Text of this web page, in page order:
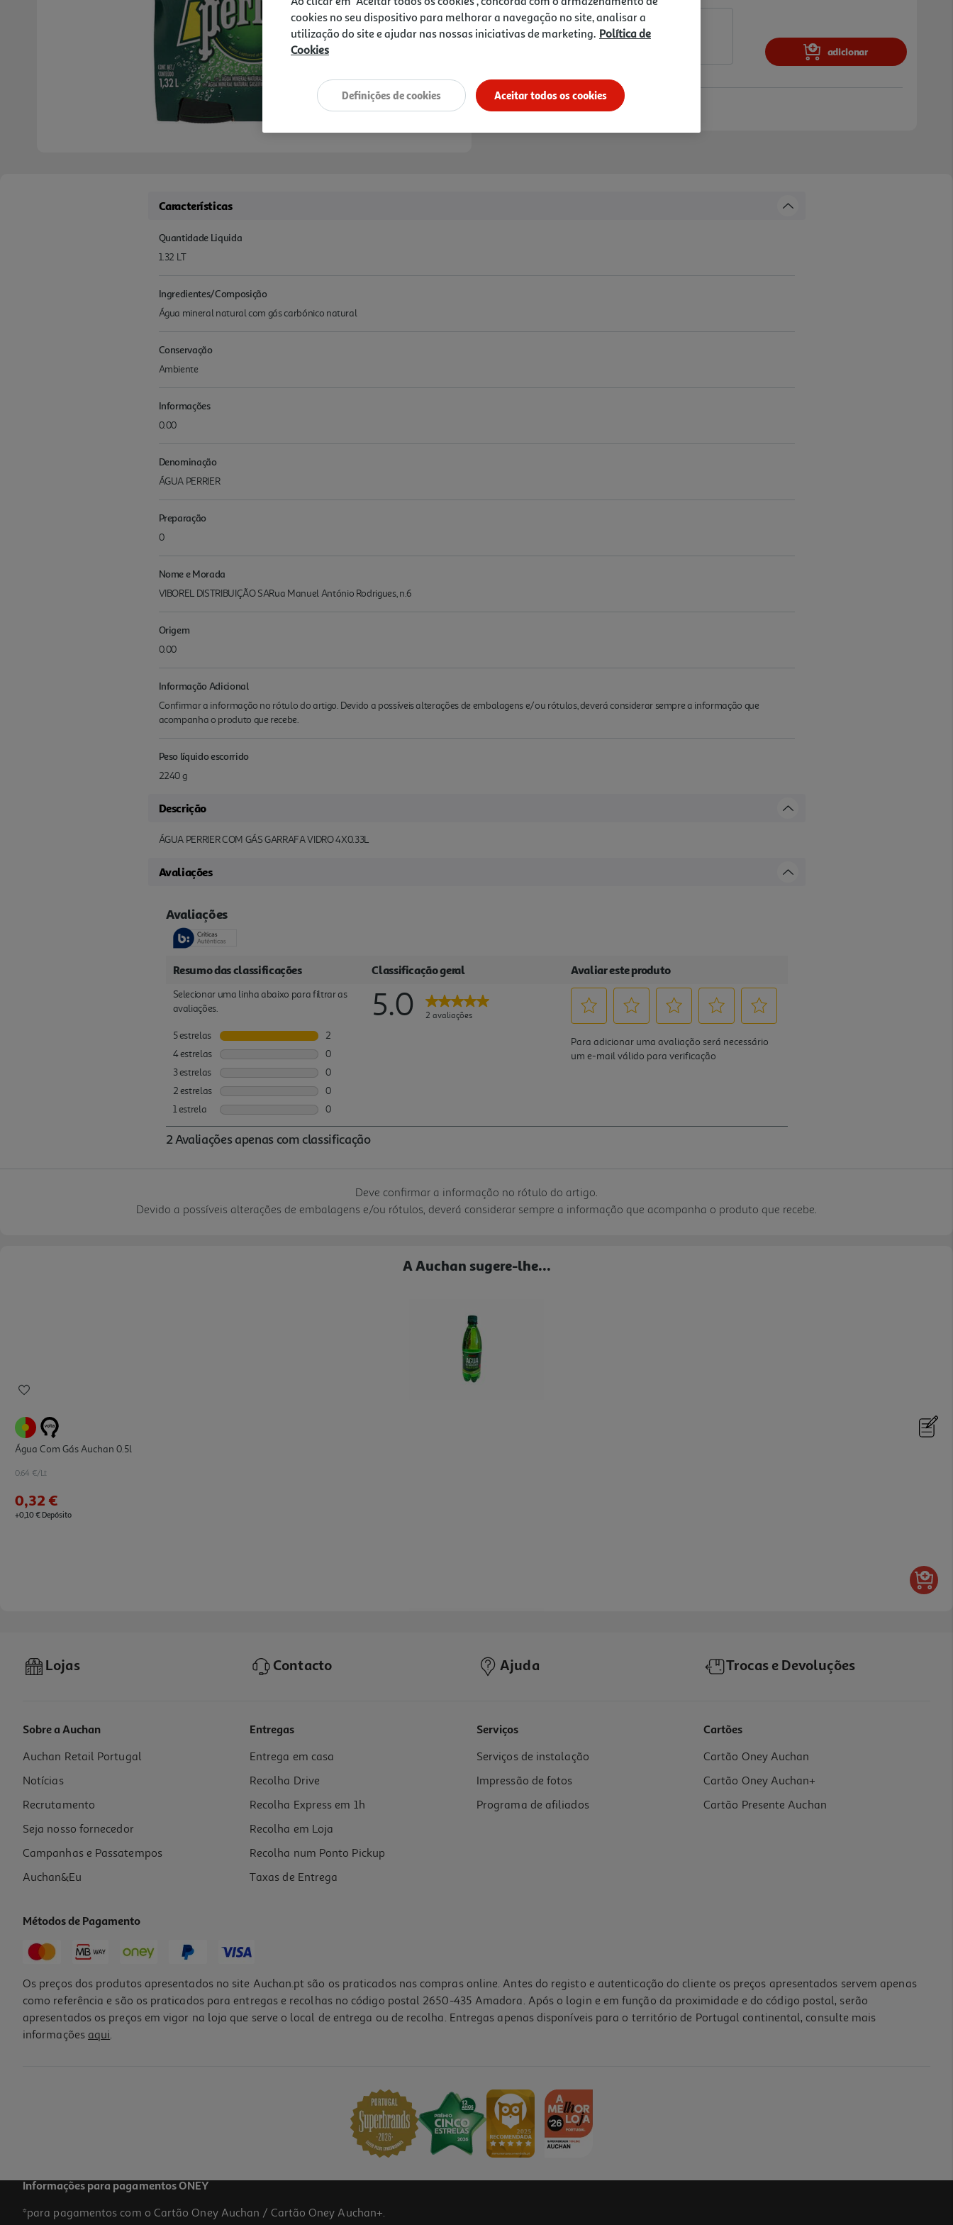
adicionar
Características
Quantidade Liquida
1.32 LT
Ingredientes/Composição
Água mineral natural com gás carbónico natural
Conservação
Ambiente
Informações
0.00
Denominação
ÁGUA PERRIER
Preparação
0
Nome e Morada
VIBOREL DISTRIBUIÇÃO SARua Manuel António Rodrigues, n.6
Origem
0.00
Informação Adicional
Confirmar a informação no rótulo do artigo. Devido a possíveis alterações de embalagens e/ou rótulos, deverá considerar sempre a informação que
acompanha o produto que recebe.
Peso líquido escorrido
2240 g
Descrição
ÁGUA PERRIER COM GÁS GARRAFA VIDRO 4X0.33L
Avaliações
Deve confirmar a informação no rótulo do artigo.
Devido a possíveis alterações de embalagens e/ou rótulos, deverá considerar sempre a informação que acompanha o produto que recebe.
A Auchan sugere-lhe...
Água Com Gás Auchan 0.5l
0.64 €/Lt
0,32 €
+0,10 € Depósito
Água Com Gás Auchan 6x0.5l
0.6 €/Lt
1,80 €
+0,60 € Depósito
Lojas Contacto Ajuda Trocas e Devoluções
Sobre a Auchan
Auchan Retail Portugal
Notícias
Recrutamento
Seja nosso fornecedor
Campanhas e Passatempos
Auchan&Eu
Entregas
Entrega em casa
Recolha Drive
Recolha Express em 1h
Recolha em Loja
Recolha num Ponto Pickup
Taxas de Entrega
Serviços
Serviços de instalação
Impressão de fotos
Programa de afiliados
Cartões
Cartão Oney Auchan
Cartão Oney Auchan+
Cartão Presente Auchan
Métodos de Pagamento
Os preços dos produtos apresentados no site Auchan.pt são os praticados nas compras online. Antes do registo e autenticação do cliente os preços apresentados servem apenas
como referência e são os praticados para entregas e recolhas no código postal 2650-435 Amadora. Após o login e em função da proximidade e do código postal, serão
apresentados os preços em vigor na loja que serve o local de entrega ou de recolha. Entregas apenas disponíveis para o território de Portugal continental, consulte mais
informações aqui.
Informações para pagamentos ONEY
*para pagamentos com o Cartão Oney Auchan / Cartão Oney Auchan+.
cookies no seu dispositivo para melhorar a navegação no site, analisar a
utilização do site e ajudar nas nossas iniciativas de marketing. Política de
Cookies
Aceitar todos os cookies
Definições de cookies